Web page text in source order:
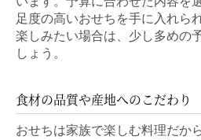
足度の高いおせちを手に入れら
楽しみたい場合は、少し多めの
しょう。
食材の品質や産地へのこだわり
おせちは家族で楽しむ料理だか